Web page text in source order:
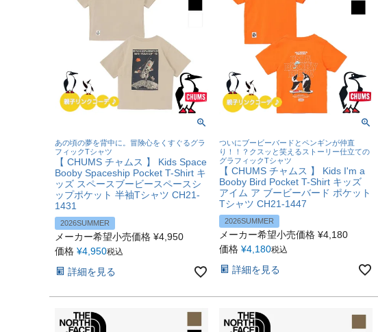
あの頃の夢を背中に。冒険心をくすぐるグラ
フィックTシャツ
【 CHUMS チャムス 】 Kids Space
Booby Spaceship Pocket T-Shirt キ
ッズ スペースブービースペースシ
ップポケット 半袖Tシャツ CH21-
1431
2026SUMMER
メーカー希望小売価格 ¥4,950
価格 ¥4,950税込
詳細を見る
ついにブービーバードとペンギンが仲直
り！！？クスッと笑えるストーリー仕立ての
グラフィックTシャツ
【 CHUMS チャムス 】 Kids I'm a
Booby Bird Pocket T-Shirt キッズ
アイム ア ブービーバード ポケット
Tシャツ CH21-1447
2026SUMMER
メーカー希望小売価格 ¥4,180
価格 ¥4,180税込
詳細を見る